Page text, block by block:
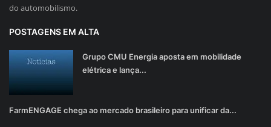
do automobilismo.
POSTAGENS EM ALTA
Grupo CMU Energia aposta em mobilidade
elétrica e lança...
FarmENGAGE chega ao mercado brasileiro para unificar da...